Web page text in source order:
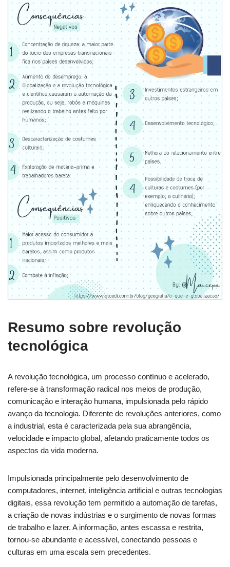
Resumo sobre revolução
tecnológica
A revolução tecnológica, um processo contínuo e acelerado,
refere-se à transformação radical nos meios de produção,
comunicação e interação humana, impulsionada pelo rápido
avanço da tecnologia. Diferente de revoluções anteriores, como
a industrial, esta é caracterizada pela sua abrangência,
velocidade e impacto global, afetando praticamente todos os
aspectos da vida moderna.
Impulsionada principalmente pelo desenvolvimento de
computadores, internet, inteligência artificial e outras tecnologias
digitais, essa revolução tem permitido a automação de tarefas,
a criação de novas indústrias e o surgimento de novas formas
de trabalho e lazer. A informação, antes escassa e restrita,
tornou-se abundante e acessível, conectando pessoas e
culturas em uma escala sem precedentes.